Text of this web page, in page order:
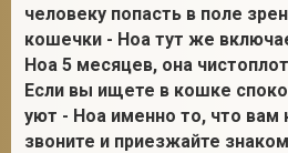
человеку попасть в поле
кошечки - Ноа тут же
Ноа 5 месяцев, она
Если вы ищете в кошке
уют - Ноа именно то, что вам
звоните и приезжайте